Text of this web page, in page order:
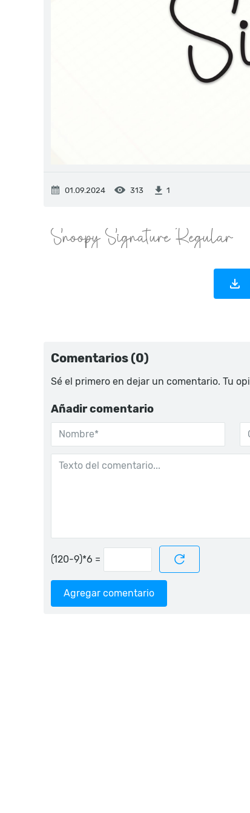
01.09.2024 313 1
Comentarios (0)
Sé el primero en dejar un comentario. Tu
Añadir comentario
=
Agregar comentario